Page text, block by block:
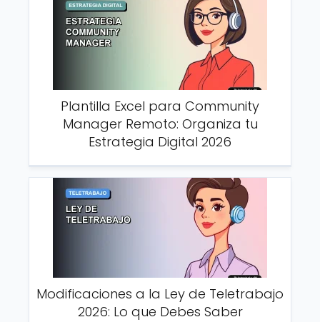
Plantilla Excel para Community
Manager Remoto: Organiza tu
Estrategia Digital 2026
Modificaciones a la Ley de Teletrabajo
2026: Lo que Debes Saber